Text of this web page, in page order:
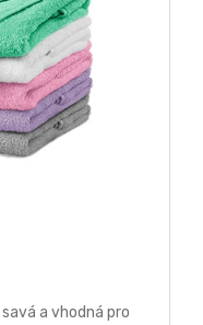
a vhodná pro